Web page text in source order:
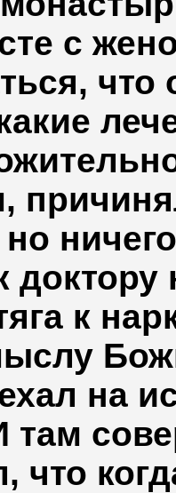
с
к
на
что